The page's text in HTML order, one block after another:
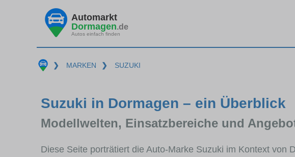
Automarkt
Dormagen.de
Autos einfach finden
❯ MARKEN ❯ SUZUKI
Suzuki in Dormagen – ein Überblick
Modellwelten, Einsatzbereiche und
Diese Seite porträtiert die Auto-Marke Suzuki im Kontext